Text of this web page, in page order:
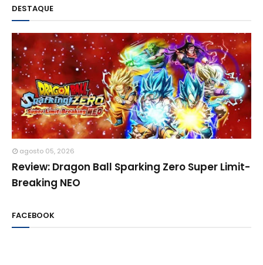
DESTAQUE
agosto 05, 2026
Review: Dragon Ball Sparking Zero Super Limit-
Breaking NEO
FACEBOOK